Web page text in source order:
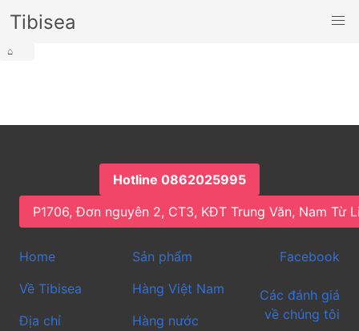
Tibisea
⌂
Hotline 0862025995
P1706, Đơn nguyên 2, CT3, KĐT Trung Văn, Nam Từ
Home
Về Tibisea
Địa chỉ
Sản phẩm
Hàng Việt Nam
Hàng nước
Facebook
Các đánh giá
về chúng tôi